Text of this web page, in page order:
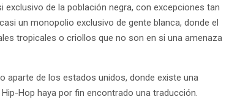
de la población negra, con excepciones tan
un monopolio exclusivo de gente blanca, donde el
tropicales o criollos que no son en si una amenaza
aparte de los estados unidos, donde existe una
Hop haya por fin encontrado una traducción.